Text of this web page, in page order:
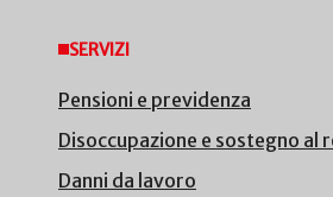
SERVIZI
Pensioni e previdenza
Disoccupazione e sostegno al
Danni da lavoro